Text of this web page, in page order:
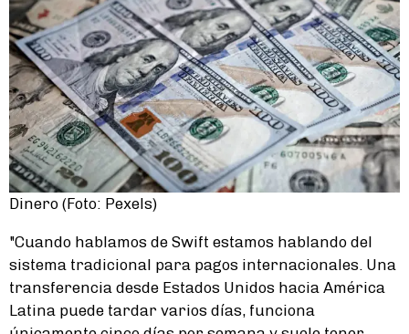
Dinero (Foto: Pexels)
"Cuando hablamos de Swift estamos hablando del
sistema tradicional para pagos internacionales. Una
transferencia desde Estados Unidos hacia América
Latina puede tardar varios días, funciona